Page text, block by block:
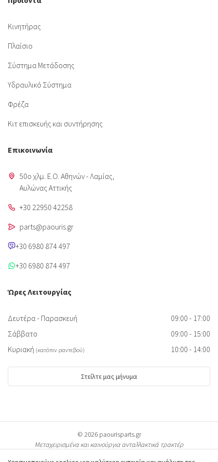
Κινητήρας
Πλαίσιο
Σύστημα Μετάδοσης
Υδραυλικό Σύστημα
Φρέζα
Κιτ επισκευής και συντήρησης
Επικοινωνία
50o χλμ. Ε.Ο. Αθηνών - Λαμίας,
Aυλώνας Αττικής
+30 22950 42258
parts@paouris.gr
+30 6980 874 497
+30 6980 874 497
Ώρες Λειτουργίας
Δευτέρα - Παρασκευή
09:00 - 17:00
Σάββατο
09:00 - 15:00
Κυριακή (κατόπιν ραντεβού) 10:00 - 14:00
Στείλτε μας μήνυμα
© 2026 paourisparts.gr
Μεταχειρισμένα και καινούργια ανταλλακτικά τρακτέρ